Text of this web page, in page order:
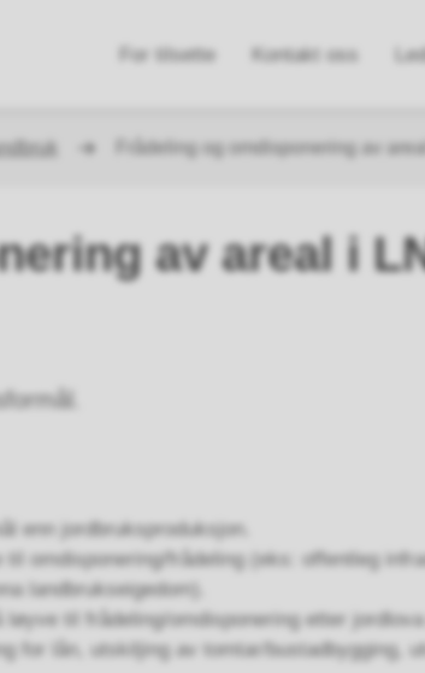
For tilsette Kontakt oss
Frådeling og omdisponering av
av areal i
enn jordbruksproduksjon.
omdisponering/frådeling (eks: offentleg
landbrukseigedom).
til frådeling/omdisponering etter jordlova
for lån, utskiljing av tomtar/bustadbygging,